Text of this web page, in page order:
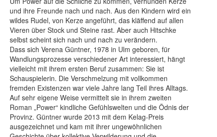
und ihre Freunde nach und nach. Aus den Kindern wird ein
wildes Rudel, von Kerze angeführt, das kläffend auf allen
Vieren über Stock und Steine rast. Aber auch Hitschke
selbst scheint sich nach und nach zu verändern.
Dass sich Verena Güntner, 1978 in Ulm geboren, für
Wandlungsprozesse verschiedener Art interessiert, hängt
vielleicht mit ihrem ersten Beruf zusammen: Sie ist
Schauspielerin. Die Verschmelzung mit vollkommen
fremden Existenzen war viele Jahre lang Teil ihres Alltags.
Auf sehr eigene Weise vermittelt sie in ihrem zweiten
Roman „Power“ kindliche Gefühlswelten und die Ödnis der
Provinz. Güntner wurde 2013 mit dem Kelag-Preis
ausgezeichnet und kam mit ihrer ungewöhnlichen